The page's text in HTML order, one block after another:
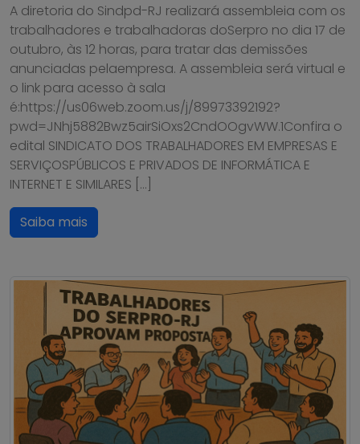
A diretoria do Sindpd-RJ realizará assembleia com os
trabalhadores e trabalhadoras doSerpro no dia 17 de
outubro, às 12 horas, para tratar das demissões
anunciadas pelaempresa. A assembleia será virtual e
o link para acesso à sala
é:https://us06web.zoom.us/j/89973392192?
pwd=JNhj5882Bwz5airSiOxs2CndOOgvWW.1Confira o
edital SINDICATO DOS TRABALHADORES EM EMPRESAS E
SERVIÇOSPÚBLICOS E PRIVADOS DE INFORMÁTICA E
INTERNET E SIMILARES […]
Saiba mais